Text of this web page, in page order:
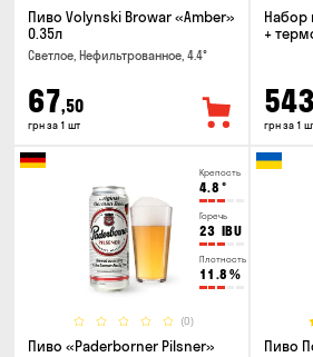
Пиво Volynski Browar «Amber»
0.35л
Светлое, Нефильтрованное, 4.4°
67,50
грн за 1 шт
Набор
+
543
грн за 1
Крепость
4.8 °
Горечь
23 IBU
Плотность
11.8 %
(0)
Пиво «Paderborner Pilsner»
Пиво